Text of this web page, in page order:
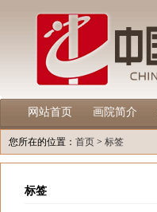
网站首页 画院简介
您所在的位置： 首页 > 标签
标签